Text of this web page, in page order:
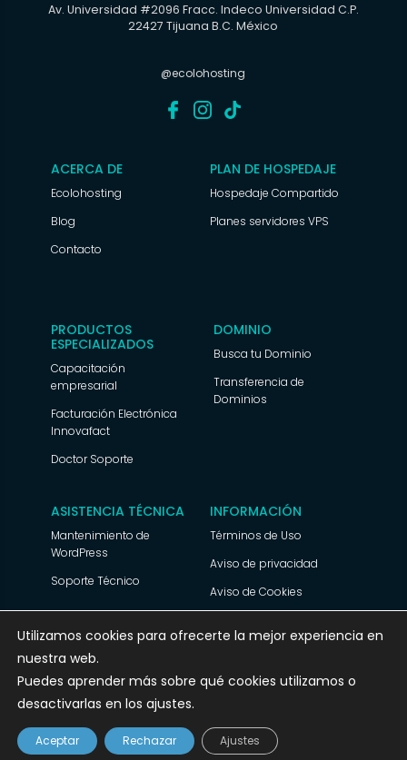
Av. Universidad #2096 Fracc. Indeco Universidad C.P.
22427 Tijuana B.C. México
@ecolohosting
ACERCA DE
Ecolohosting
Blog
Contacto
PLAN DE HOSPEDAJE
Hospedaje Compartido
Planes servidores VPS
PRODUCTOS
ESPECIALIZADOS
Capacitación
empresarial
Facturación Electrónica
Innovafact
Doctor Soporte
DOMINIO
Busca tu Dominio
Transferencia de
Dominios
ASISTENCIA TÉCNICA
Mantenimiento de
WordPress
Soporte Técnico
INFORMACIÓN
Términos de Uso
Aviso de privacidad
Aviso de Cookies
© 2025 Ecolohosting.com Todos los derechos
reservados
Utilizamos cookies para ofrecerte la mejor experiencia en
nuestra web.
Puedes aprender más sobre qué cookies utilizamos o
desactivarlas en los ajustes.
Aceptar Rechazar Ajustes
Hola ¿Cómo te puedo ayudar?